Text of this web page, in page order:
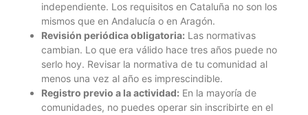
independiente. Los requisitos en Cataluña no son los
mismos que en Andalucía o en Aragón.
Revisión periódica obligatoria: Las normativas
cambian. Lo que era válido hace tres años puede no
serlo hoy. Revisar la normativa de tu comunidad al
menos una vez al año es imprescindible.
Registro previo a la actividad: En la mayoría de
comunidades, no puedes operar sin inscribirte en el